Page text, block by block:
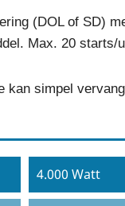
(DOL of SD)
Max. 20
simpel
4.000 Watt